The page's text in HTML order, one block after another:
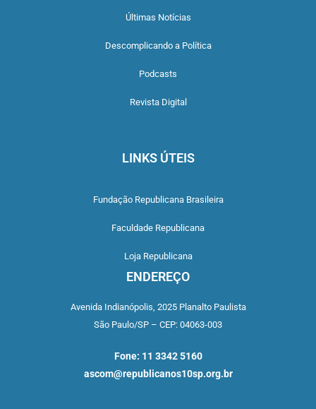
Últimas Notícias
Descomplicando a Política
Podcasts
Revista Digital
LINKS ÚTEIS
Fundação Republicana Brasileira
Faculdade Republicana
Loja Republicana
ENDEREÇO
Avenida Indianópolis, 2025 Planalto Paulista
São Paulo/SP – CEP: 04063-003
Fone: 11 3342 5160
ascom@republicanos10sp.org.br